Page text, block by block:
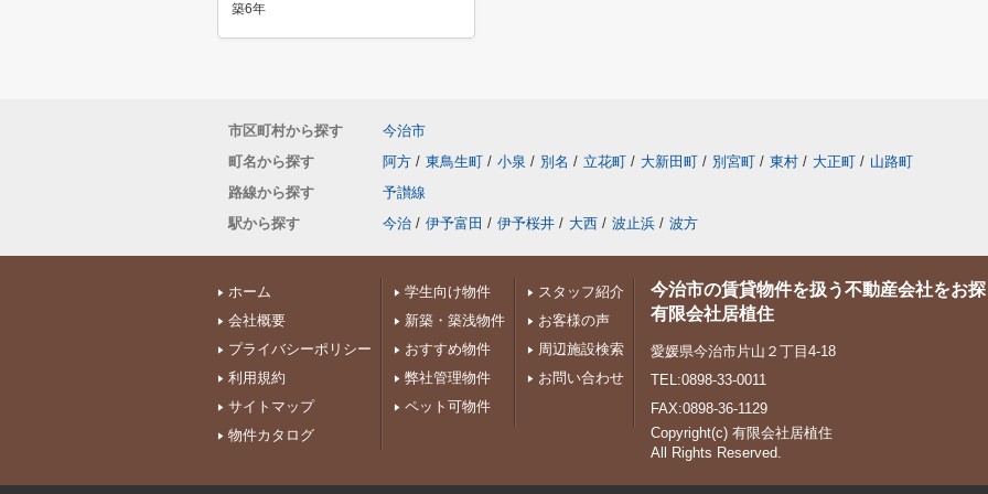
築6年
市区町村から探す
今治市
町名から探す
阿方 / 東鳥生町 / 小泉 / 別名 / 立花町 / 大新田町 / 別宮町 / 東村 / 大正町 / 山路町
路線から探す
予讃線
駅から探す
今治 / 伊予富田 / 伊予桜井 / 大西 / 波止浜 / 波方
ホーム
会社概要
プライバシーポリシー
利用規約
サイトマップ
物件カタログ
学生向け物件
新築・築浅物件
おすすめ物件
弊社管理物件
ペット可物件
スタッフ紹介
お客様の声
周辺施設検索
お問い合わせ
今治市の賃貸物件を扱う不動産会社をお
有限会社居植住
愛媛県今治市片山２丁目4-18
TEL:0898-33-0011
FAX:0898-36-1129
Copyright(c) 有限会社居植住
All Rights Reserved.